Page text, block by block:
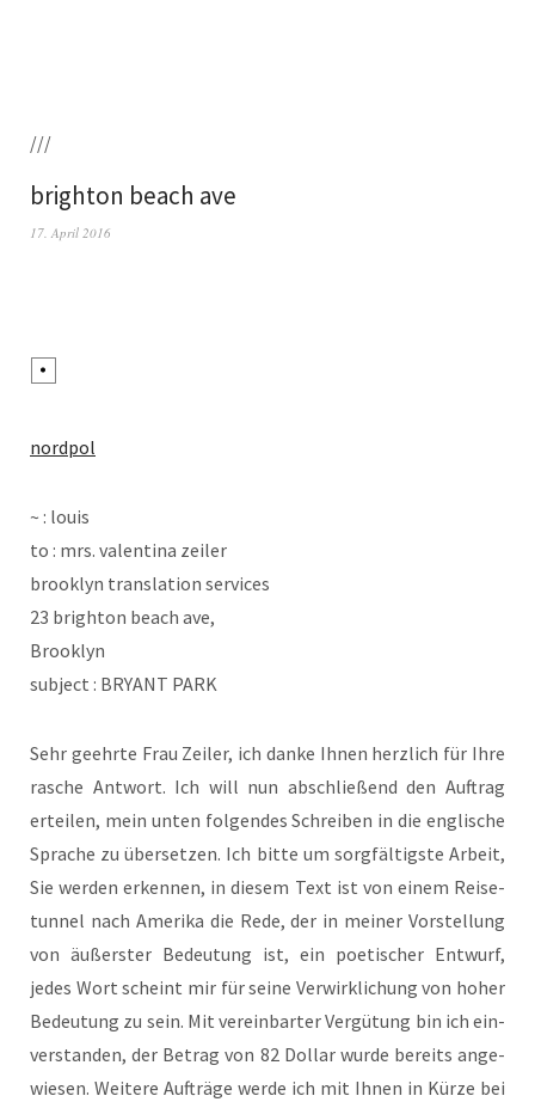
///
brighton beach ave
17. April 2016
nord­pol
~ : louis
to : mrs. valen­ti­na zeiler
brook­lyn trans­la­ti­on services
23 brigh­ton beach ave,
Brooklyn
sub­ject : BRYANT PARK
Sehr geehr­te Frau Zei­ler, ich dan­ke Ihnen herz­lich für Ihre
rasche Ant­wort. Ich will nun abschlie­ßend den Auf­trag
ertei­len, mein unten fol­gen­des Schrei­ben in die eng­li­sche
Spra­che zu über­set­zen. Ich bit­te um sorg­fäl­tigs­te Arbeit,
Sie wer­den erken­nen, in die­sem Text ist von einem Rei­se­
tun­nel nach Ame­ri­ka die Rede, der in mei­ner Vor­stel­lung
von äußers­ter Bedeu­tung ist, ein poe­ti­scher Ent­wurf,
jedes Wort scheint mir für sei­ne Ver­wirk­li­chung von hoher
Bedeu­tung zu sein. Mit ver­ein­bar­ter Ver­gü­tung bin ich ein­
ver­stan­den, der Betrag von 82 Dol­lar wur­de bereits ange­
wie­sen. Wei­te­re Auf­trä­ge wer­de ich mit Ihnen in Kür­ze bei